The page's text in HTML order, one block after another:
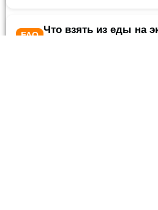
Что взять из еды на